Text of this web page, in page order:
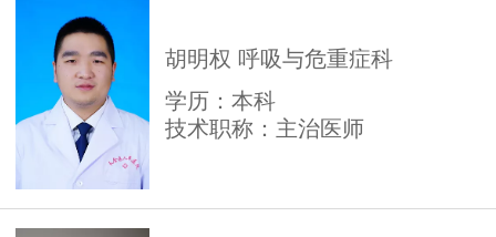
胡明权 呼吸与危重症科
学历：本科
技术职称：主治医师